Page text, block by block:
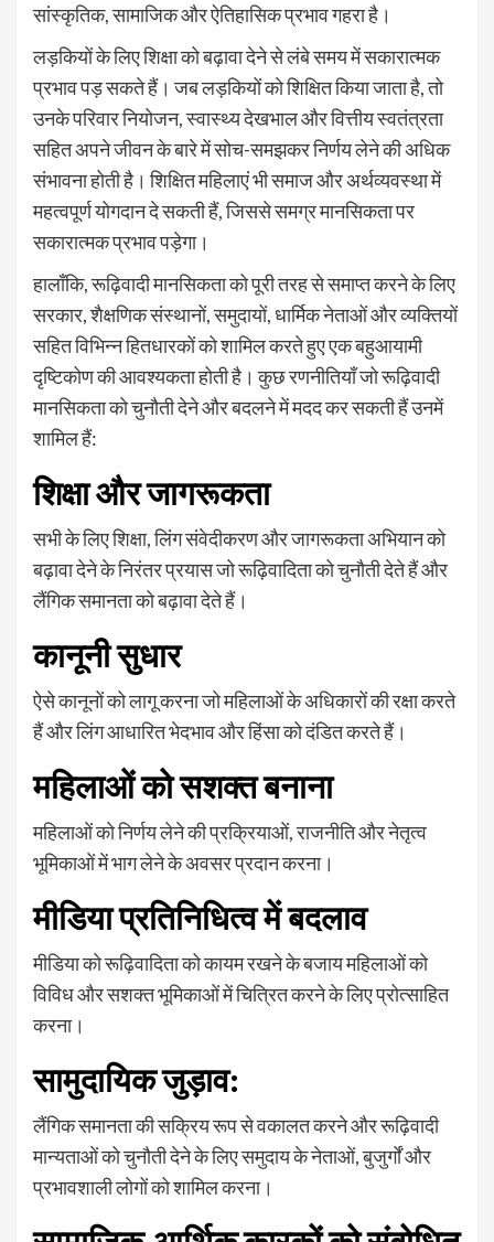
सांस्कृतिक, सामाजिक और ऐतिहासिक प्रभाव गहरा है।
लड़कियों के लिए शिक्षा को बढ़ावा देने से लंबे समय में सकारात्मक
प्रभाव पड़ सकते हैं। जब लड़कियों को शिक्षित किया जाता है, तो
उनके परिवार नियोजन, स्वास्थ्य देखभाल और वित्तीय स्वतंत्रता
सहित अपने जीवन के बारे में सोच-समझकर निर्णय लेने की अधिक
संभावना होती है। शिक्षित महिलाएं भी समाज और अर्थव्यवस्था में
महत्वपूर्ण योगदान दे सकती हैं, जिससे समग्र मानसिकता पर
सकारात्मक प्रभाव पड़ेगा।
हालाँकि, रूढ़िवादी मानसिकता को पूरी तरह से समाप्त करने के लिए
सरकार, शैक्षणिक संस्थानों, समुदायों, धार्मिक नेताओं और व्यक्तियों
सहित विभिन्न हितधारकों को शामिल करते हुए एक बहुआयामी
दृष्टिकोण की आवश्यकता होती है। कुछ रणनीतियाँ जो रूढ़िवादी
मानसिकता को चुनौती देने और बदलने में मदद कर सकती हैं उनमें
शामिल हैं:
शिक्षा और जागरूकता
सभी के लिए शिक्षा, लिंग संवेदीकरण और जागरूकता अभियान को
बढ़ावा देने के निरंतर प्रयास जो रूढ़िवादिता को चुनौती देते हैं और
लैंगिक समानता को बढ़ावा देते हैं।
कानूनी सुधार
ऐसे कानूनों को लागू करना जो महिलाओं के अधिकारों की रक्षा करते
हैं और लिंग आधारित भेदभाव और हिंसा को दंडित करते हैं।
महिलाओं को सशक्त बनाना
महिलाओं को निर्णय लेने की प्रक्रियाओं, राजनीति और नेतृत्व
भूमिकाओं में भाग लेने के अवसर प्रदान करना।
मीडिया प्रतिनिधित्व में बदलाव
मीडिया को रूढ़िवादिता को कायम रखने के बजाय महिलाओं को
विविध और सशक्त भूमिकाओं में चित्रित करने के लिए प्रोत्साहित
करना।
सामुदायिक जुड़ाव:
लैंगिक समानता की सक्रिय रूप से वकालत करने और रूढ़िवादी
मान्यताओं को चुनौती देने के लिए समुदाय के नेताओं, बुजुर्गों और
प्रभावशाली लोगों को शामिल करना।